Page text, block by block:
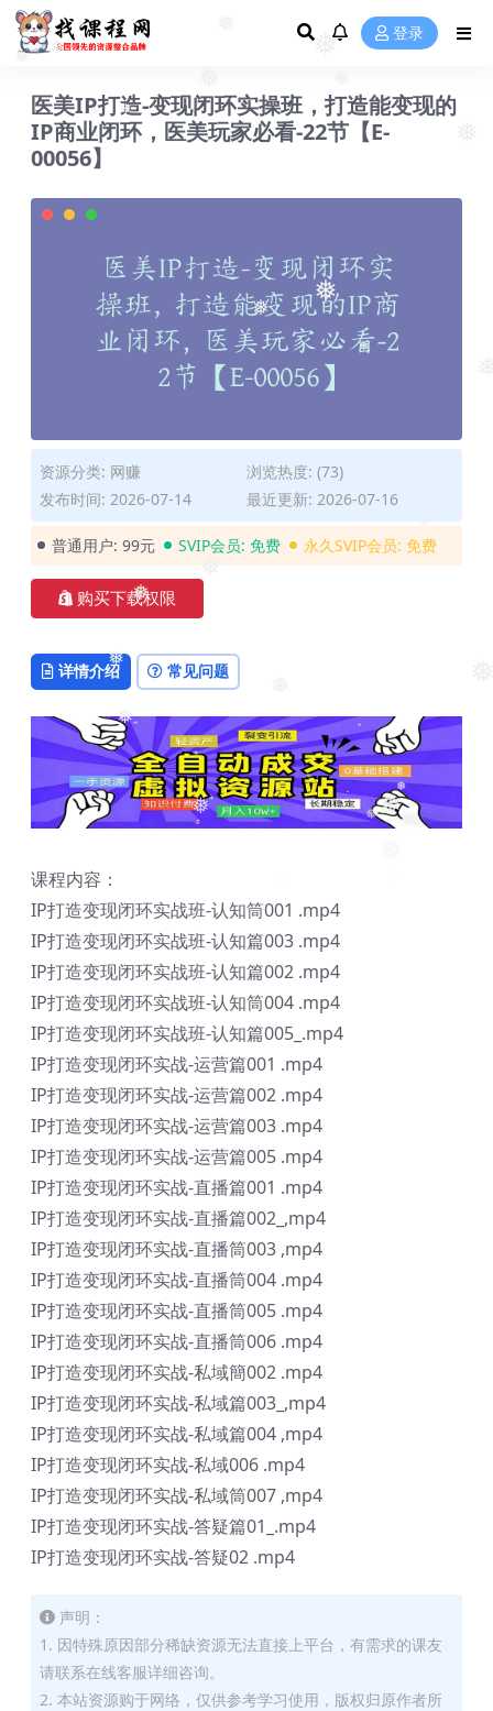
❅
❅
❅
❅
❅
❅
❅
❅
❅
❅
❅
❅
❅
❅
❅
❅
❅
❅
登录
医美IP打造-变现闭环实操班，打造能变现的
IP商业闭环，医美玩家必看-22节【E-
00056】
资源分类: 网赚
浏览热度: (73)
发布时间: 2026-07-14
最近更新: 2026-07-16
普通用户: 99元 SVIP会员: 免费 永久SVIP会员: 免费
购买下载权限
详情介绍 常见问题
课程内容：
IP打造变现闭环实战班-认知筒001 .mp4
IP打造变现闭环实战班-认知篇003 .mp4
IP打造变现闭环实战班-认知篇002 .mp4
IP打造变现闭环实战班-认知筒004 .mp4
IP打造变现闭环实战班-认知篇005_.mp4
IP打造变现闭环实战-运营篇001 .mp4
IP打造变现闭环实战-运营篇002 .mp4
IP打造变现闭环实战-运营篇003 .mp4
IP打造变现闭环实战-运营篇005 .mp4
IP打造变现闭环实战-直播篇001 .mp4
IP打造变现闭环实战-直播篇002_,mp4
IP打造变现闭环实战-直播筒003 ,mp4
IP打造变现闭环实战-直播筒004 .mp4
IP打造变现闭环实战-直播筒005 .mp4
IP打造变现闭环实战-直播筒006 .mp4
IP打造变现闭环实战-私域簡002 .mp4
IP打造变现闭环实战-私域篇003_,mp4
IP打造变现闭环实战-私域篇004 ,mp4
IP打造变现闭环实战-私域006 .mp4
IP打造变现闭环实战-私域筒007 ,mp4
IP打造变现闭环实战-答疑篇01_.mp4
IP打造变现闭环实战-答疑02 .mp4
声明：
1. 因特殊原因部分稀缺资源无法直接上平台，有需求的课友
请联系在线客服详细咨询。
2. 本站资源购于网络，仅供参考学习使用，版权归原作者所